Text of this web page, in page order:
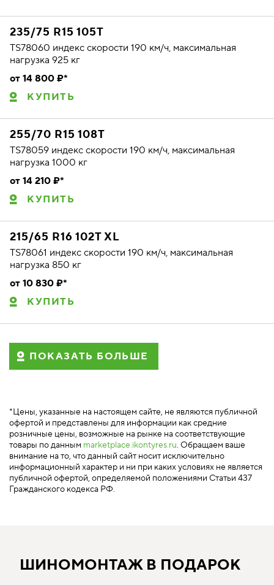
235/75 R15 105T
TS78060 индекс скорости 190 км/ч, максимальная
нагрузка 925 кг
от 14 800 ₽*
КУПИТЬ
255/70 R15 108T
TS78059 индекс скорости 190 км/ч, максимальная
нагрузка 1000 кг
от 14 210 ₽*
КУПИТЬ
215/65 R16 102T XL
TS78061 индекс скорости 190 км/ч, максимальная
нагрузка 850 кг
от 10 830 ₽*
КУПИТЬ
ПОКАЗАТЬ БОЛЬШЕ
*Цены, указанные на настоящем сайте, не являются публичной
офертой и представлены для информации как средние
розничные цены, возможные на рынке на соответствующие
товары по данным marketplace.ikontyres.ru. Обращаем ваше
внимание на то, что данный сайт носит исключительно
информационный характер и ни при каких условиях не является
публичной офертой, определяемой положениями Статьи 437
Гражданского кодекса РФ.
ШИНОМОНТАЖ В ПОДАРОК